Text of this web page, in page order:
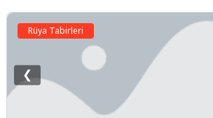
Rüya Tabirleri
❮